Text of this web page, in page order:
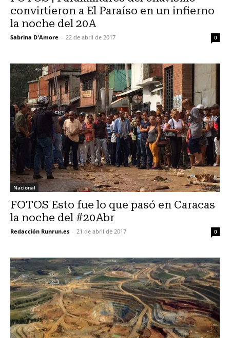
convirtieron a El Paraíso en un infierno
la noche del 20A
Sabrina D'Amore - 22 de abril de 2017 0
Nacional
FOTOS Esto fue lo que pasó en Caracas
la noche del #20Abr
Redacción Runrun.es - 21 de abril de 2017 0